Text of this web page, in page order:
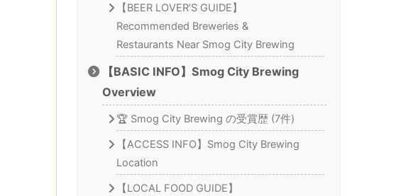
【BEER LOVER’S GUIDE】
Recommended Breweries &
Restaurants Near Smog City Brewing
【BASIC INFO】Smog City Brewing
Overview
🏆 Smog City Brewing の受賞歴 (7件)
【ACCESS INFO】Smog City Brewing
Location
【LOCAL FOOD GUIDE】